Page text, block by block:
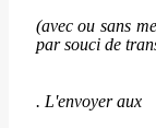
(avec ou sans
par souci de
. L'envoyer aux